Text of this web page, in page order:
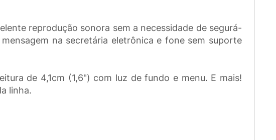
reprodução sonora sem a necessidade de segurá-
na secretária eletrônica e fone sem suporte
de 4,1cm (1,6") com luz de fundo e menu. E mais!
linha.